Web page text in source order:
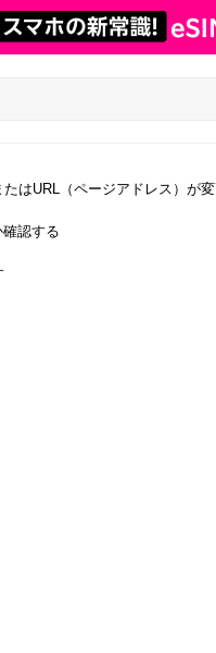
はURL（ページアドレス）が変
認する